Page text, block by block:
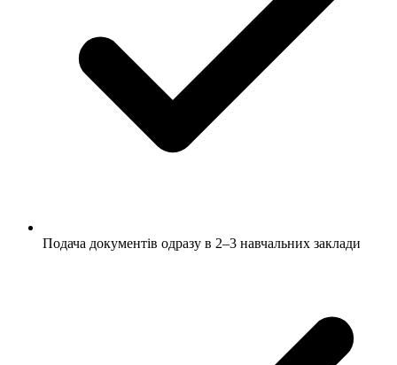
Подача документів одразу в 2–3 навчальних заклади